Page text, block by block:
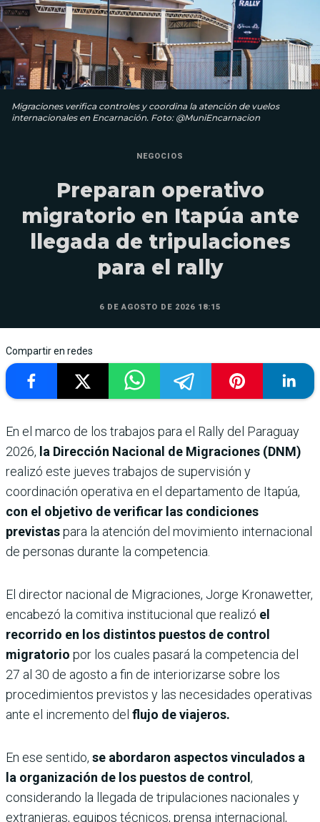
Migraciones verifica controles y coordina la atención de vuelos
internacionales en Encarnación. Foto: @MuniEncarnacion
NEGOCIOS
Preparan operativo
migratorio en Itapúa ante
llegada de tripulaciones
para el rally
6 DE AGOSTO DE 2026 18:15
Compartir en redes
En el marco de los trabajos para el Rally del Paraguay
2026, la Dirección Nacional de Migraciones (DNM)
realizó este jueves trabajos de supervisión y
coordinación operativa en el departamento de Itapúa,
con el objetivo de verificar las condiciones
previstaspara la atención del movimiento internacional
de personas durante la competencia.
El director nacional de Migraciones, Jorge Kronawetter,
encabezó la comitiva institucional que realizó el
recorrido en los distintos puestos de control
migratorio por los cuales pasará la competencia del
27 al 30 de agosto a fin de interiorizarse sobre los
procedimientos previstos y las necesidades operativas
ante el incremento del flujo de viajeros.
En ese sentido, se abordaron aspectos vinculados a
la organización de los puestos de control ,
considerando la llegada de tripulaciones nacionales y
extranjeras, equipos técnicos, prensa internacional,